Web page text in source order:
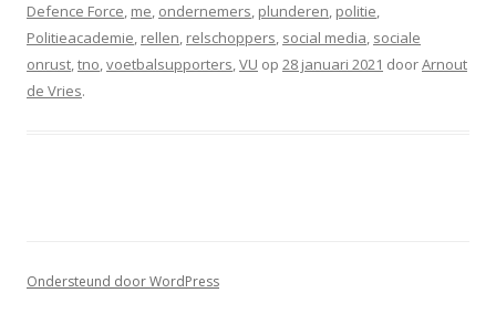
Defence Force, me, ondernemers, plunderen, politie,
Politieacademie, rellen, relschoppers, social media, sociale
onrust,tno,voetbalsupporters,VU op 28 januari 2021 doorArnout
de Vries.
Ondersteund door WordPress